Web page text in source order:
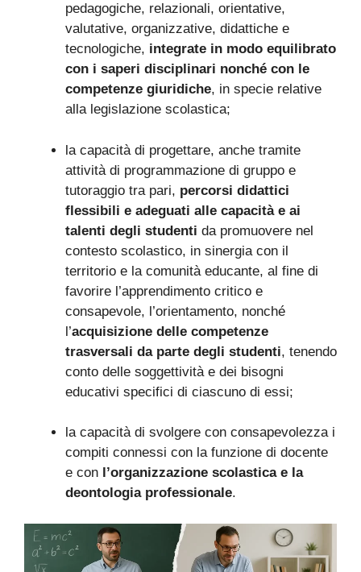
pedagogiche, relazionali, orientative,
valutative, organizzative, didattiche e
tecnologiche, integrate in modo equilibrato
con i saperi disciplinari nonché con le
competenze giuridiche, in specie relative
alla legislazione scolastica;
la capacità di progettare, anche tramite
attività di programmazione di gruppo e
tutoraggio tra pari, percorsi didattici
flessibili e adeguati alle capacità e ai
talenti degli studenti da promuovere nel
contesto scolastico, in sinergia con il
territorio e la comunità educante, al fine di
favorire l’apprendimento critico e
consapevole, l’orientamento, nonché
l’acquisizione delle competenze
trasversali da parte degli studenti, tenendo
conto delle soggettività e dei bisogni
educativi specifici di ciascuno di essi;
la capacità di svolgere con consapevolezza i
compiti connessi con la funzione di docente
e con l’organizzazione scolastica e la
deontologia professionale.